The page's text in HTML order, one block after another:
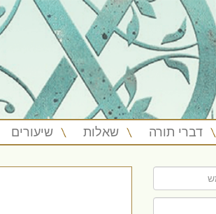
דברי תורה שאלות שיעורים